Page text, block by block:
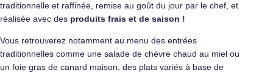
traditionnelle et raffinée, remise au goût du jour par le chef, et
réalisée avec des produits frais et de saison !
Vous retrouverez notamment au menu des entrées
traditionnelles comme une salade de chèvre chaud au miel ou
un foie gras de canard maison, des plats variés à base de